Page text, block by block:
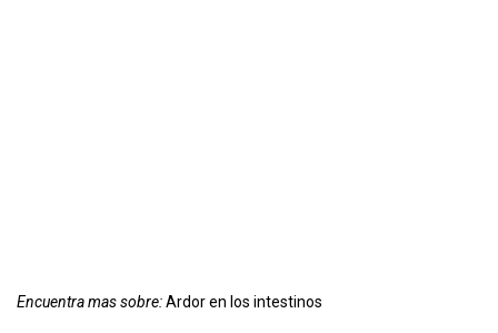
Encuentra mas sobre:Ardor en los intestinos